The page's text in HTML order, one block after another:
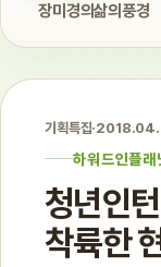
장미경의삶의풍경
기획특집·
하워드인플래
청년인
착륙한